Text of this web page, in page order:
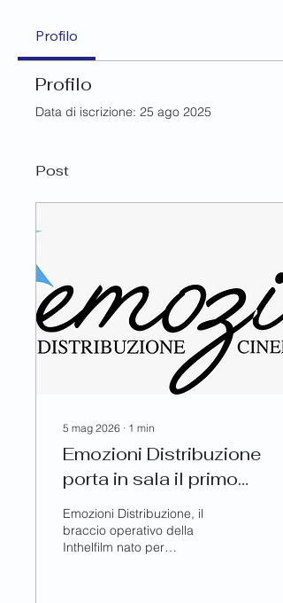
Profilo
Profilo
Data di iscrizione: 25 ago 2025
Post
5 mag 2026 ∙ 1 min
Emozioni Distribuzione
porta in sala il primo
lungometraggio
Emozioni Distribuzione, il
braccio operativo della
Inthelfilm nato per